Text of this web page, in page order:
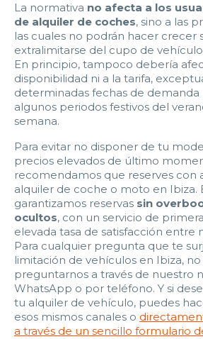
La normativa no afecta a los
de alquiler de coches, sino a las
las cuales no podrán hacer crecer
extralimitarse del cupo de
En principio, tampoco debería
disponibilidad ni a la tarifa,
determinadas fechas de
algunos periodos festivos del
semana.
Para evitar no disponer de tu
precios elevados de último
recomendamos que reserves con
alquiler de coche o moto en Ibiza.
garantizamos reservas sin
ocultos, con un servicio de
elevada tasa de satisfacción entre
Para cualquier pregunta que te
limitación de vehículos en Ibiza,
preguntarnos a través de nuestro
WhatsApp o por teléfono. Y si
tu alquiler de vehículo, puedes
esos mismos canales o
a través de un sencillo formulario
Promo code:
Reservar